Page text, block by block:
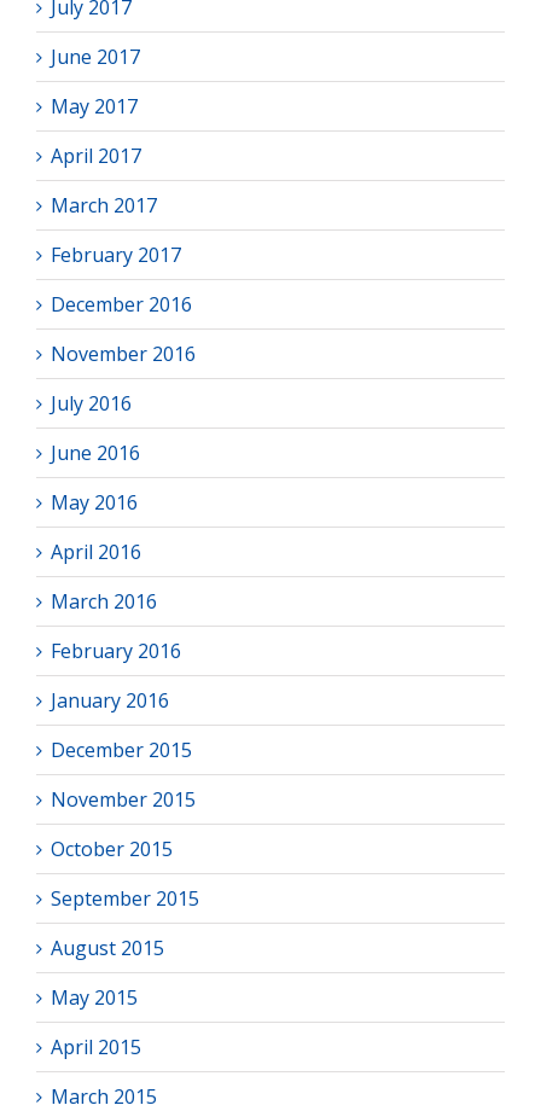
July 2017
June 2017
May 2017
April 2017
March 2017
February 2017
December 2016
November 2016
July 2016
June 2016
May 2016
April 2016
March 2016
February 2016
January 2016
December 2015
November 2015
October 2015
September 2015
August 2015
May 2015
April 2015
March 2015